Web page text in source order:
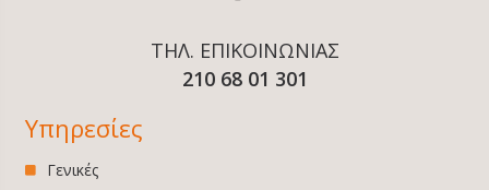
ΤΗΛ. ΕΠΙΚΟΙΝΩΝΙΑΣ
210 68 01 301
Υπηρεσίες
Γενικές